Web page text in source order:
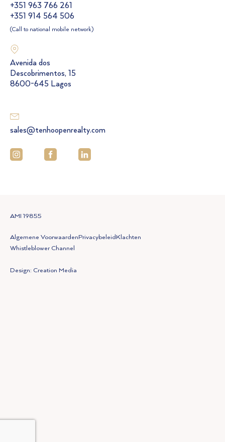
+351 963 766 261
+351 914 564 506
(Call to national mobile network)
Avenida dos
Descobrimentos, 15
8600-645 Lagos
sales@tenhoopenrealty.com
AMI 19855
Algemene VoorwaardenPrivacybeleidKlachten
Whistleblower Channel
Design: Creation Media